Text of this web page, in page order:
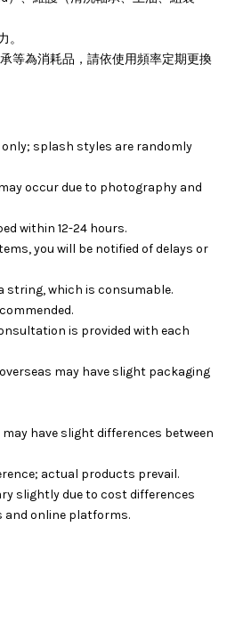
。
等為消耗品，請依使用頻率定期更換
only; splash styles are randomly
occur due to photography and
within 12-24 hours.
you will be notified of delays or
string, which is consumable.
is provided with each
may have slight packaging
have slight differences between
actual products prevail.
slightly due to cost differences
online platforms.